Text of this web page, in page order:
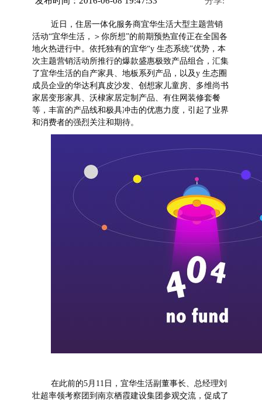
近日，住居一体化服务商宜华生活大型主题营销
活动“宜华生活，＞你所想”的前期预热宣传正在全国各
地火热进行中。依托独有的宜华“y 生态系统”优势，本
次主题营销活动所推行的爆款盛惠极致产品组合，汇集
了宜华生活的自产家具、地板系列产品，以及y 生态圈
成员企业的华达利真皮沙发、创想家儿童房、多维尚书
家居变形家具、沃棣家居定制产品、有住网装修套餐
等，丰富的产品线和极具冲击的优惠力度，引起了业界
和消费者的强烈关注和期待。
在此前的5月11日，宜华生活副董事长、总经理刘
壮超率领考察团到南京栖霞建设集团参观交流，促成了